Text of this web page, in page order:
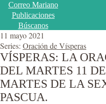
Correo Mariano
Publicaciones
Búscanos
11 mayo 2021
Series: Oración de Vísperas
VÍSPERAS: LA
DEL MARTES 11
MARTES DE LA
PASCUA.